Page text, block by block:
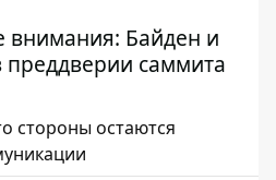
внимания: Байден и
преддверии саммита
стороны остаются